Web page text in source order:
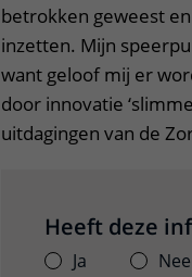
betrokken geweest
inzetten. Mijn
want geloof mij er
door innovatie
uitdagingen van de
Heeft deze
Ja Nee